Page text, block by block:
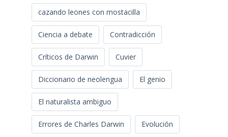
cazando leones con mostacilla
Ciencia a debate Contradicción
Críticos de Darwin Cuvier
Diccionario de neolengua El genio
El naturalista ambiguo
Errores de Charles Darwin Evolución